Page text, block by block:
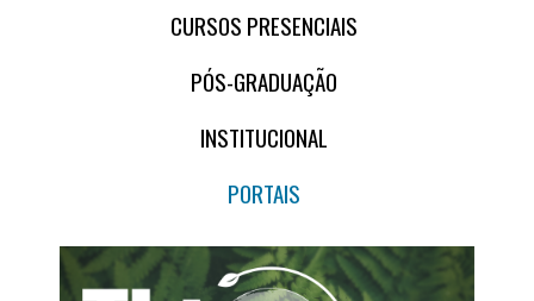
CURSOS PRESENCIAIS
PÓS-GRADUAÇÃO
INSTITUCIONAL
PORTAIS